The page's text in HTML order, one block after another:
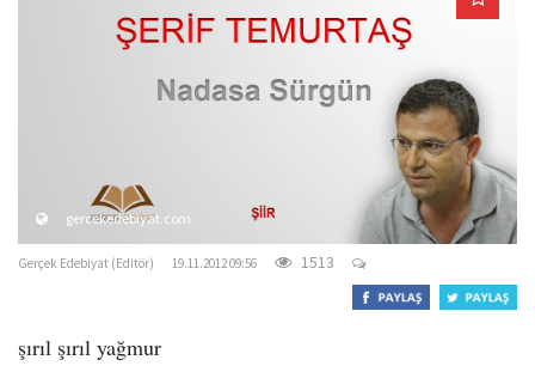
gercekedebiyat.com
Gerçek Edebiyat (Editör) 19.11.2012 09:56 1513
şırıl şırıl yağmur